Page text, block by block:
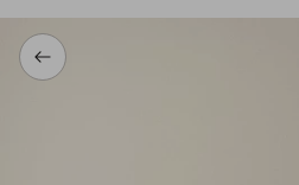
home
page
Terug